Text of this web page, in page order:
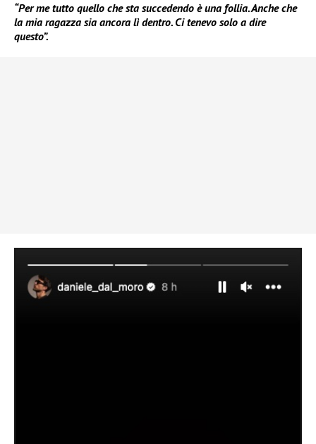
“Per me tutto quello che sta succedendo è una follia. Anche che
la mia ragazza sia ancora lì dentro. Ci tenevo solo a dire
questo”.